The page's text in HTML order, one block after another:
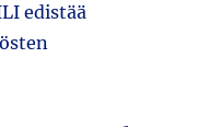
edistää